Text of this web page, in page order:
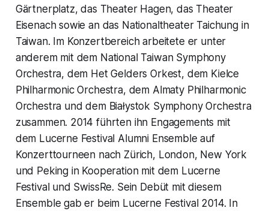
Gärtnerplatz, das Theater Hagen, das Theater
Eisenach sowie an das Nationaltheater Taichung in
Taiwan. Im Konzertbereich arbeitete er unter
anderem mit dem National Taiwan Symphony
Orchestra, dem Het Gelders Orkest, dem Kielce
Philharmonic Orchestra, dem Almaty Philharmonic
Orchestra und dem Białystok Symphony Orchestra
zusammen. 2014 führten ihn Engagements mit
dem Lucerne Festival Alumni Ensemble auf
Konzerttourneen nach Zürich, London, New York
und Peking in Kooperation mit dem Lucerne
Festival und SwissRe. Sein Debüt mit diesem
Ensemble gab er beim Lucerne Festival 2014. In